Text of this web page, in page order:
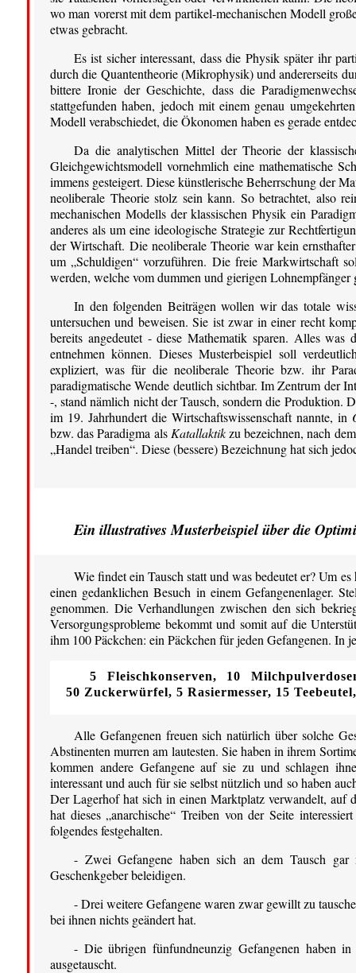
wo man vorerst mit dem partikel-mechanischen Modell
etwas gebracht.
Es ist sicher interessant, dass die Physik später ihr
durch die Quantentheorie (Mikrophysik) und andererseits
bittere Ironie der Geschichte, dass die
stattgefunden haben, jedoch mit einem genau
Modell verabschiedet, die Ökonomen haben es gerade
Da die analytischen Mittel der Theorie der
Gleichgewichtsmodell vornehmlich eine mathematische
immens gesteigert. Diese künstlerische Beherrschung der
neoliberale Theorie stolz sein kann. So betrachtet, also
mechanischen Modells der klassischen Physik ein
anderes als um eine ideologische Strategie zur
der Wirtschaft. Die neoliberale Theorie war kein
um „Schuldigen“ vorzuführen. Die freie Markwirtschaft
werden, welche vom dummen und gierigen
In den folgenden Beiträgen wollen wir das totale
untersuchen und beweisen. Sie ist zwar in einer recht
bereits angedeutet - diese Mathematik sparen. Alles
entnehmen können. Dieses Musterbeispiel soll
expliziert, was für die neoliberale Theorie bzw. ihr
paradigmatische Wende deutlich sichtbar. Im Zentrum der
-, stand nämlich nicht der Tausch, sondern die Produktion.
im 19. Jahrhundert die Wirtschaftswissenschaft nannte, in
bzw. das Paradigma alsKatallaktikzu bezeichnen, nach
„Handel treiben“. Diese (bessere) Bezeichnung hat sich
Ein illustratives Musterbeispiel über die
Wie findet ein Tausch statt und was bedeutet er? Um
einen gedanklichen Besuch in einem Gefangenenlager.
genommen. Die Verhandlungen zwischen den sich
Versorgungsprobleme bekommt und somit auf die
ihm 100 Päckchen: ein Päckchen für jeden Gefangenen. In
5 Fleischkonserven, 10
50 Zuckerwürfel, 5 Rasiermesser, 15
Alle Gefangenen freuen sich natürlich über solche
Abstinenten murren am lautesten. Sie haben in ihrem
kommen andere Gefangene auf sie zu und schlagen
interessant und auch für sie selbst nützlich und so haben
Der Lagerhof hat sich in einen Marktplatz verwandelt, auf
hat dieses „anarchische“ Treiben von der Seite
folgendes festgehalten.
- Zwei Gefangene haben sich an dem Tausch
Geschenkgeber beleidigen.
- Drei weitere Gefangene waren zwar gewillt zu
bei ihnen nichts geändert hat.
- Die übrigen fünfundneunzig Gefangenen haben
ausgetauscht.